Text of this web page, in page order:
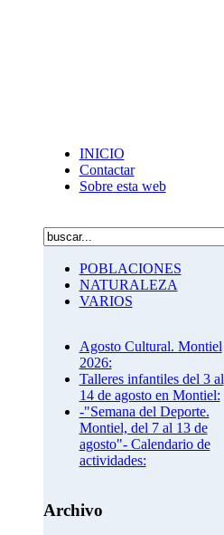
INICIO
Contactar
Sobre esta web
POBLACIONES
NATURALEZA
VARIOS
Agosto Cultural. Montiel
2026:
Talleres infantiles del 3 al
14 de agosto en Montiel:
-"Semana del Deporte.
Montiel, del 7 al 13 de
agosto"- Calendario de
actividades:
Archivo